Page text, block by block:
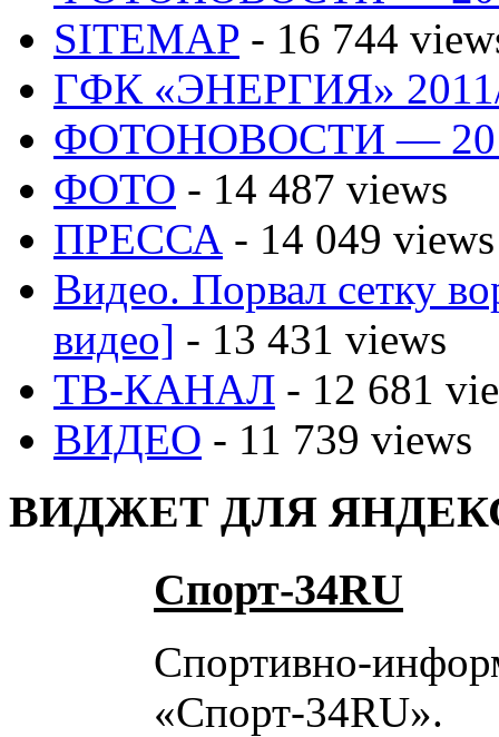
SITEMAP - 16 744
ГФК «ЭНЕРГИЯ»
ФОТОНОВОСТИ —
ФОТО - 14 487 views
ПРЕССА - 14 049 views
Видео. Порвал сетку
видео] - 13 431 views
ТВ-КАНАЛ - 12 681
ВИДЕО - 11 739 views
ВИДЖЕТ ДЛЯ
Спорт-34RU
Спортивно-
«Спорт-34RU».